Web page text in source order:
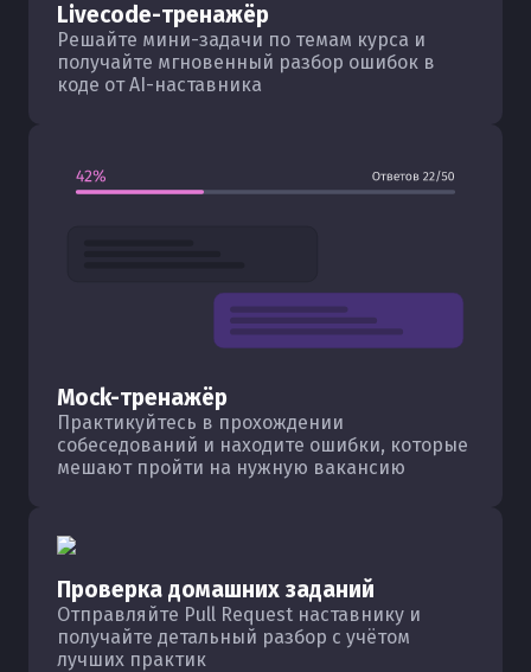
Livecode-тренажёр
Решайте мини-задачи по темам курса и
получайте мгновенный разбор ошибок в
коде от AI-наставника
Mock-тренажёр
Практикуйтесь в прохождении
собеседований и находите ошибки, которые
мешают пройти на нужную вакансию
Проверка домашних заданий
Отправляйте Pull Request наставнику и
получайте детальный разбор с учётом
лучших практик